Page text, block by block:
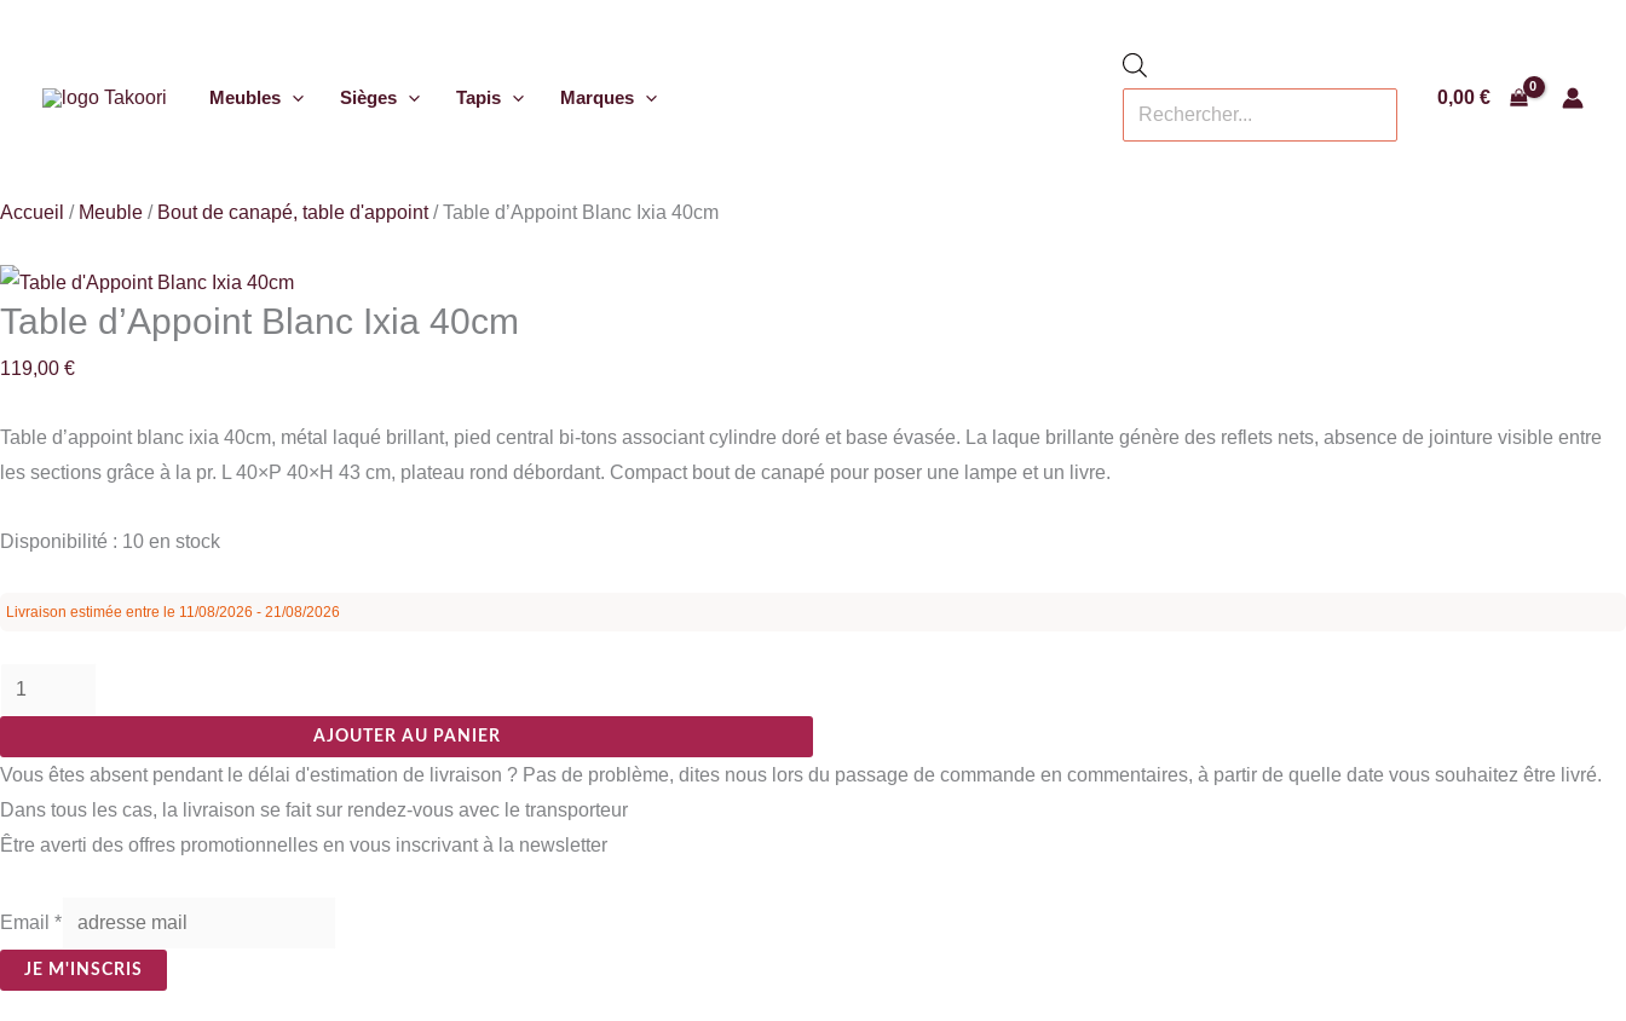
contenu
Meubles Sièges Tapis Marques
produits
0,00 €
Accueil / Meuble / Bout de canapé, table d'appoint/Table d’Appoint Blanc Ixia 40cm
Table d’Appoint Blanc Ixia 40cm
119,00 €
Table d’appoint blanc ixia 40cm, métal laqué brillant, pied central bi-tons associant cylindre doré et base évasée. La laque brillante génère des reflets nets, absence de jointure visible entre
les sections grâce à la pr. L 40×P 40×H 43 cm, plateau rond débordant. Compact bout de canapé pour poser une lampe et un livre.
Disponibilité : 10 en stock
Livraison estimée entre le 11/08/2026 - 21/08/2026
Table
AJOUTER AU PANIER
Vous êtes absent pendant le délai d'estimation de livraison ? Pas de problème, dites nous lors du passage de commande en commentaires, à partir de quelle date vous souhaitez être livré.
Dans tous les cas, la livraison se fait sur rendez-vous avec le transporteur
Être averti des offres promotionnelles en vous inscrivant à la newsletter
Email *
JE M'INSCRIS